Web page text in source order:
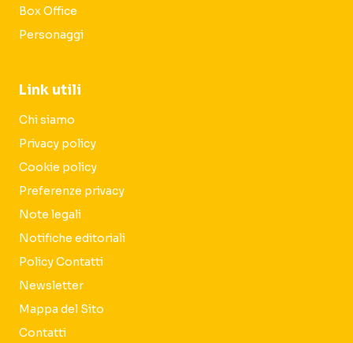
Box Office
Personaggi
Link utili
Chi siamo
Privacy policy
Cookie policy
Preferenze privacy
Note legali
Notifiche editoriali
Policy Contatti
Newsletter
Mappa del Sito
Contatti